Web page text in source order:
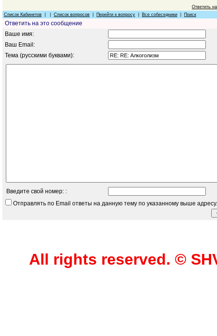
Ответить
Список Кабинетов
Список вопросов Перейти к вопросу Все собеседники Поиск
Ответить на это сообщение
Ваше имя:
Ваш Email:
Тема (русскими буквами):
Введите свой номер: :
Отправлять по Email ответы на данную тему по указанному выше адресу.
All rights reserved. ©